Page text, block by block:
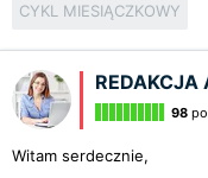
CYKL MIESIĄCZKOWY
REDAKCJA
98
Witam serdecznie,